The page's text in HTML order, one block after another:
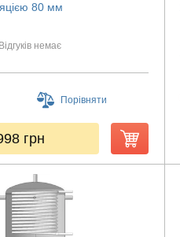
80 мм
Відгуків немає
Порівняти
грн